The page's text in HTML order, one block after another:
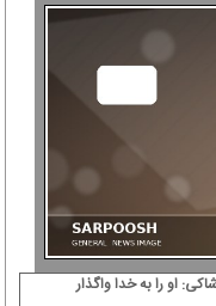
او را به خدا واگذار